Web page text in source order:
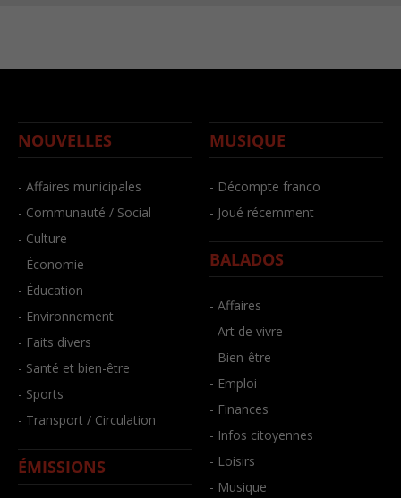
NOUVELLES
- Affaires municipales
- Communauté / Social
- Culture
- Économie
- Éducation
- Environnement
- Faits divers
- Santé et bien-être
- Sports
- Transport / Circulation
ÉMISSIONS
MUSIQUE
- Décompte franco
- Joué récemment
BALADOS
- Affaires
- Art de vivre
- Bien-être
- Emploi
- Finances
- Infos citoyennes
- Loisirs
- Musique